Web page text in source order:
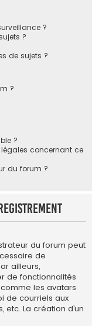
?
?
de sujets ?
?
?
concernant ce
du forum ?
du forum peut
de
ailleurs,
de fonctionnalités
les avatars
de courriels aux
etc. La création d’un